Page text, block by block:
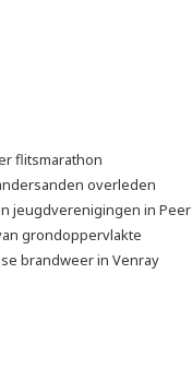
flitsmarathon
overleden
jeugdverenigingen in Peer
grondoppervlakte
brandweer in Venray